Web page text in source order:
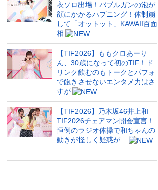
衣ソロ出場！バブルガンの泡が
顔にかかるハプニング！体制崩
して「オットット」KAWAII百面
相
【TIF2026】ももクロあーり
ん、30歳になって初のTIF！ド
リンク飲むのもトークとパフォ
で飽きさせないエンタメ力はさ
すが
【TIF2026】乃木坂46井上和
TIF2026チェアマン開会宣言！
恒例のラジオ体操で和ちゃんの
動きが怪しく疑惑が…